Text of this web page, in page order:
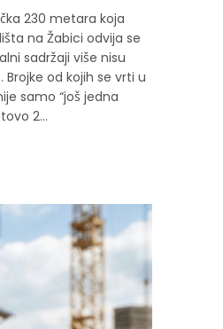
230 metara koja
na Žabici odvija se
sadržaji više nisu
od kojih se vrti u
samo “još jedna
2…